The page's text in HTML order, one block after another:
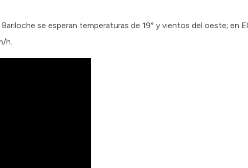
se esperan temperaturas de 19° y vientos del oeste; en El
h.